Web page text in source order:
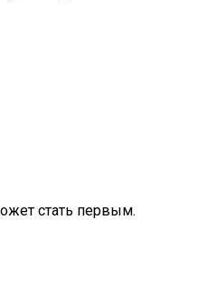
стать первым.